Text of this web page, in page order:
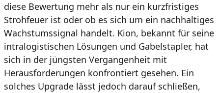
diese Bewertung mehr als nur ein kurzfristiges
Strohfeuer ist oder ob es sich um ein nachhaltiges
Wachstumssignal handelt. Kion, bekannt für seine
intralogistischen Lösungen und Gabelstapler, hat
sich in der jüngsten Vergangenheit mit
Herausforderungen konfrontiert gesehen. Ein
solches Upgrade lässt jedoch darauf schließen,